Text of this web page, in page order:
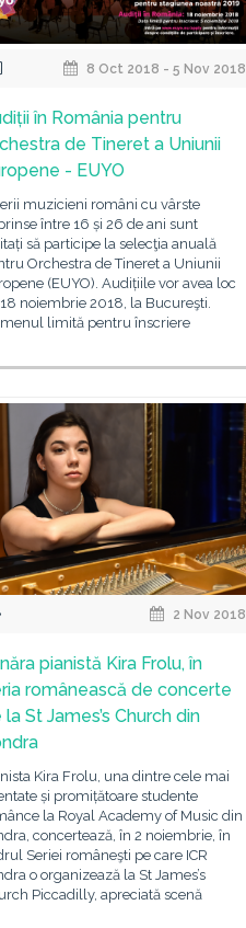
8 Oct 2018 - 5 Nov 2018
în România pentru
de Tineret a Uniunii
- EUYO
muzicieni români cu vârste
între 16 și 26 de ani sunt
să participe la selecţia anuală
Orchestra de Tineret a Uniunii
(EUYO). Audițiile vor avea loc
noiembrie 2018, la Bucureşti.
limită pentru înscriere
2 Nov 2018
pianistă Kira Frolu, în
românească de concerte
la St James’s Church din
Kira Frolu, una dintre cele mai
și promițătoare studente
la Royal Academy of Music din
concertează, în 2 noiembrie, în
Seriei româneşti pe care ICR
o organizează la St James’s
Piccadilly, apreciată scenă